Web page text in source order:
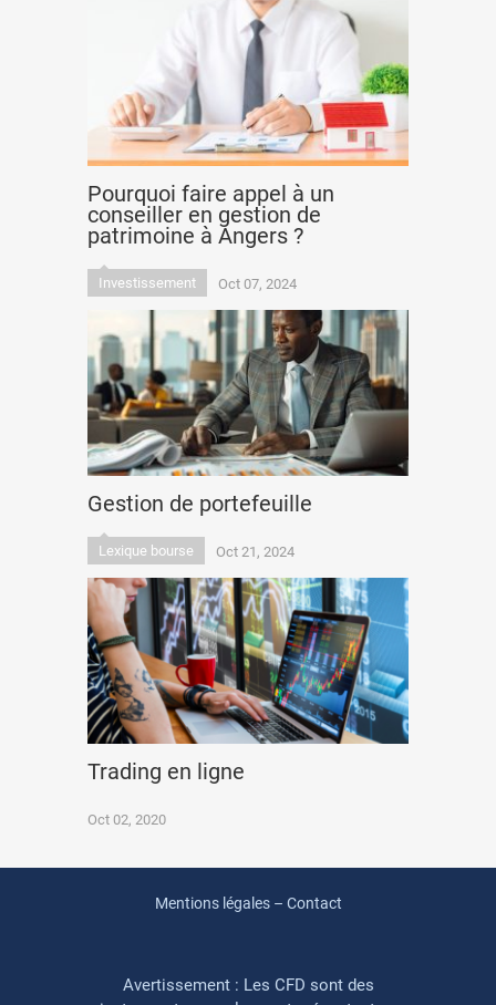
Pourquoi faire appel à un
conseiller en gestion de
patrimoine à Angers ?
Investissement Oct 07, 2024
Gestion de portefeuille
Lexique bourse Oct 21, 2024
Trading en ligne
Oct 02, 2020
Mentions légales – Contact
Avertissement : Les CFD sont des